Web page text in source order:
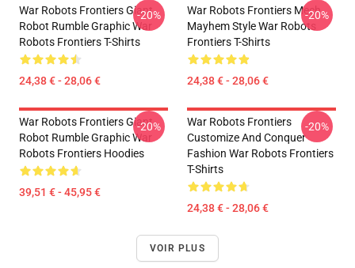
War Robots Frontiers Giant
Robot Rumble Graphic War
Robots Frontiers T-Shirts
24,38 € - 28,06 €
-20%
War Robots Frontiers Mech
Mayhem Style War Robots
Frontiers T-Shirts
24,38 € - 28,06 €
-20%
War Robots Frontiers Giant
Robot Rumble Graphic War
Robots Frontiers Hoodies
39,51 € - 45,95 €
-20%
War Robots Frontiers
Customize And Conquer
Fashion War Robots Frontiers
T-Shirts
24,38 € - 28,06 €
-20%
VOIR PLUS